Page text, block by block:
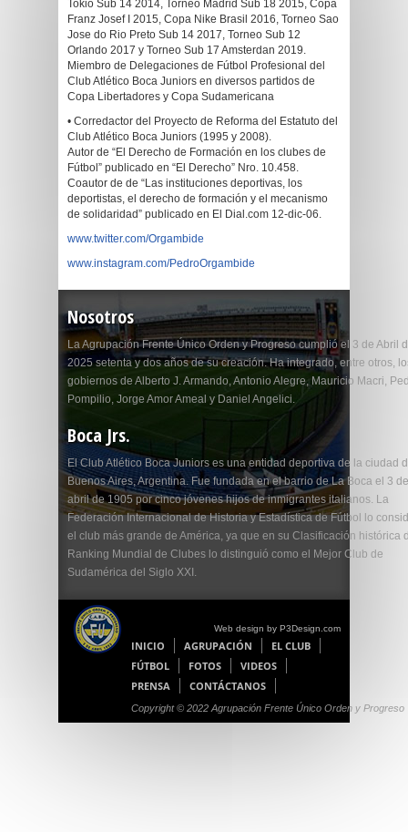
Tokio Sub 14 2014, Torneo Madrid Sub 18 2015, Copa
Franz Josef I 2015, Copa Nike Brasil 2016, Torneo Sao
Jose do Rio Preto Sub 14 2017, Torneo Sub 12
Orlando 2017 y Torneo Sub 17 Amsterdan 2019.
Miembro de Delegaciones de Fútbol Profesional del
Club Atlético Boca Juniors en diversos partidos de
Copa Libertadores y Copa Sudamericana
• Corredactor del Proyecto de Reforma del Estatuto del
Club Atlético Boca Juniors (1995 y 2008).
Autor de “El Derecho de Formación en los clubes de
Fútbol” publicado en “El Derecho” Nro. 10.458.
Coautor de de “Las instituciones deportivas, los
deportistas, el derecho de formación y el mecanismo
de solidaridad” publicado en El Dial.com 12-dic-06.
www.twitter.com/Orgambide
www.instagram.com/PedroOrgambide
Nosotros
La Agrupación Frente Único Orden y Progreso cumplió el 3 de Abril
2025 setenta y dos años de su creación. Ha integrado, entre otros,
gobiernos de Alberto J. Armando, Antonio Alegre, Mauricio Macri,
Pompilio, Jorge Amor Ameal y Daniel Angelici.
Boca Jrs.
El Club Atlético Boca Juniors es una entidad deportiva de la ciudad
Buenos Aires, Argentina. Fue fundada en el barrio de La Boca el 3 de
abril de 1905 por cinco jóvenes hijos de inmigrantes italianos. La
Federación Internacional de Historia y Estadística de Fútbol lo
el club más grande de América, ya que en su Clasificación histórica
Ranking Mundial de Clubes lo distinguió como el Mejor Club de
Sudamérica del Siglo XXI.
Web design by P3Design.com
INICIO AGRUPACIÓN
EL CLUB
FÚTBOL
FOTOS
VIDEOS
PRENSA
CONTÁCTANOS
Copyright © 2022 Agrupación Frente Único Orden y Progreso